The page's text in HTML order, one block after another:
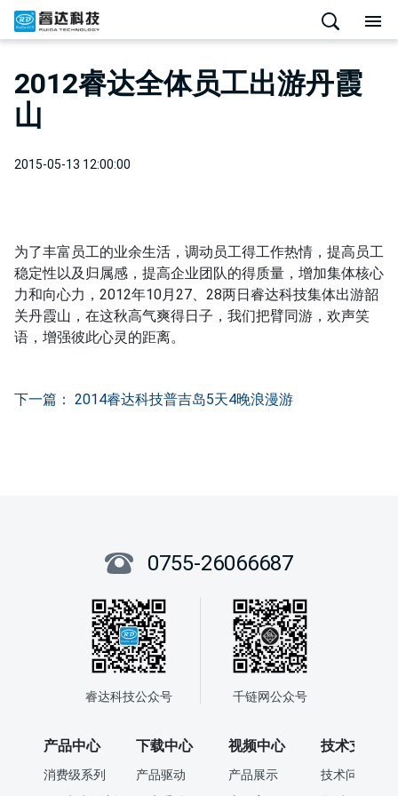
2012睿达全体员工出游丹霞
山
2015-05-13 12:00:00
下一篇： 2014睿达科技普吉岛5天4晚浪漫游
0755-26066687
睿达科技公众号 千链网公众号
产品中心
消费级系列
下载中心
产品驱动
视频中心
产品展示
技术支持
技术问答